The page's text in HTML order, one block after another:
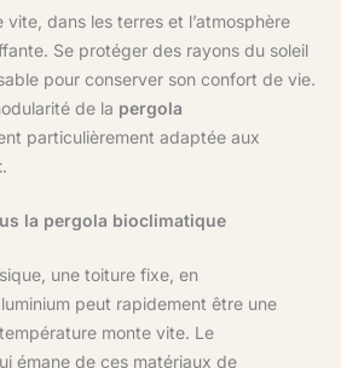
dans les terres et l’atmosphère
Se protéger des rayons du soleil
pour conserver son confort de vie.
de la pergola
particulièrement adaptée aux
.
la pergola bioclimatique
une toiture fixe, en
peut rapidement être une
monte vite. Le
émane de ces matériaux de